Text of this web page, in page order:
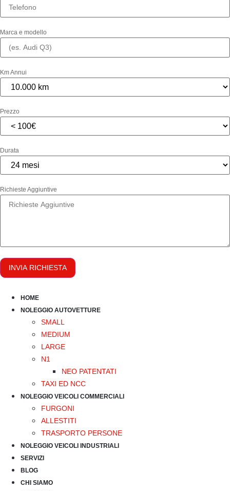
Marca e modello
Km Annui
Prezzo
Durata
Richieste Aggiuntive
INVIA RICHIESTA
HOME
NOLEGGIO AUTOVETTURE
SMALL
MEDIUM
LARGE
N1
NEO PATENTATI
TAXI ED NCC
NOLEGGIO VEICOLI COMMERCIALI
FURGONI
ALLESTITI
TRASPORTO PERSONE
NOLEGGIO VEICOLI INDUSTRIALI
SERVIZI
BLOG
CHI SIAMO